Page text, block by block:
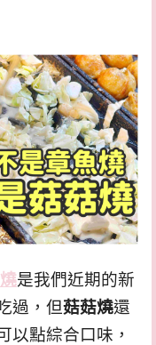
是我們近期的新
過，但菇菇燒還
以點綜合口味，